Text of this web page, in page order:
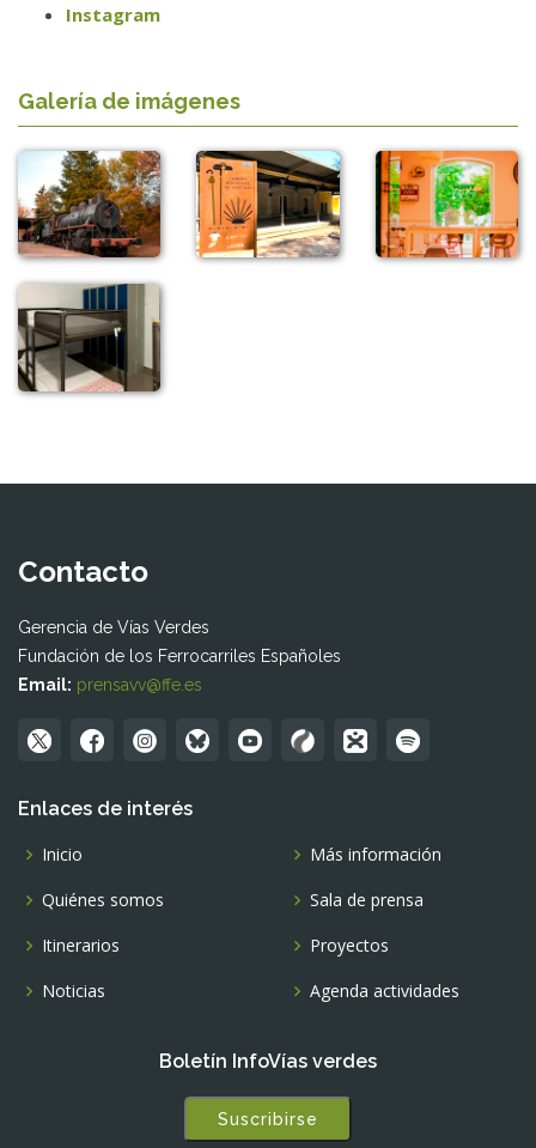
Instagram
Galería de imágenes
Contacto
Gerencia de Vías Verdes
Fundación de los Ferrocarriles Españoles
Email: prensavv@ffe.es
Enlaces de interés
Inicio
Quiénes somos
Itinerarios
Noticias
Más información
Sala de prensa
Proyectos
Agenda actividades
Boletín InfoVías verdes
Suscribirse